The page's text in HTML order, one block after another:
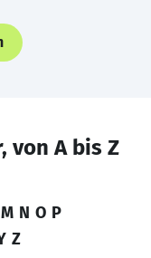
von A bis Z
M N O P
Z